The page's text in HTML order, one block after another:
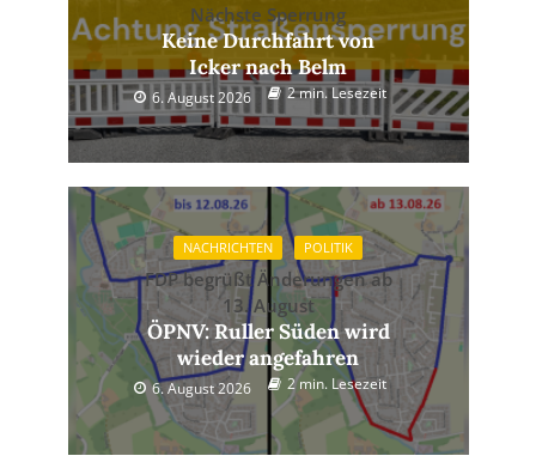
Nächste Sperrung
Keine Durchfahrt von
Icker nach Belm
6. August 2026 2 min. Lesezeit
NACHRICHTEN POLITIK
FDP begrüßt Änderungen ab
13. August
ÖPNV: Ruller Süden wird
wieder angefahren
6. August 2026 2 min. Lesezeit